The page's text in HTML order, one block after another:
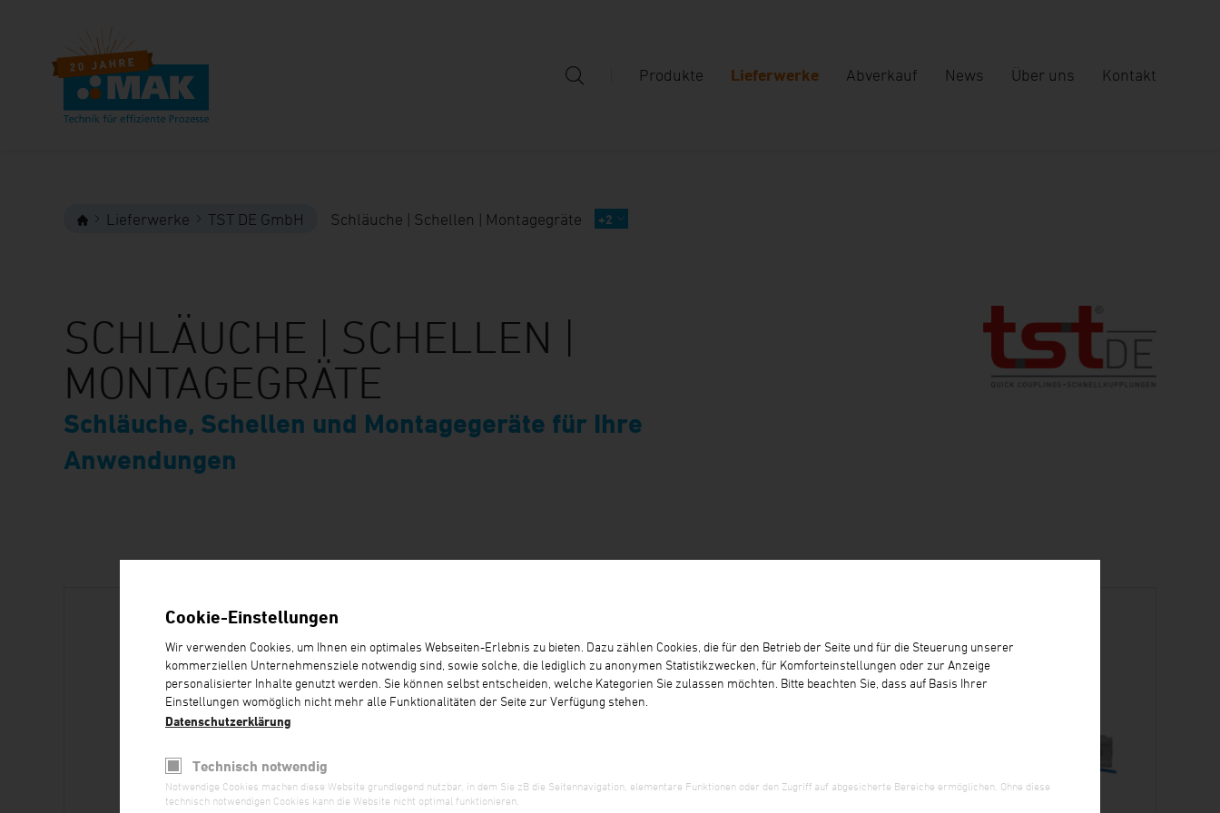
Produkte Lieferwerke Abverkauf News Über uns Kontakt
Lieferwerke TST DE GmbH Schläuche | Schellen | Montagegräte +2
SCHLÄUCHE | SCHELLEN |
MONTAGEGRÄTE
Schläuche, Schellen und Montagegeräte für Ihre
Anwendungen
Cookie-Einstellungen
Wir verwenden Cookies, um Ihnen ein optimales Webseiten-Erlebnis zu bieten. Dazu zählen Cookies, die für den Betrieb der Seite und für die Steuerung unserer
kommerziellen Unternehmensziele notwendig sind, sowie solche, die lediglich zu anonymen Statistikzwecken, für Komforteinstellungen oder zur Anzeige
personalisierter Inhalte genutzt werden. Sie können selbst entscheiden, welche Kategorien Sie zulassen möchten. Bitte beachten Sie, dass auf Basis Ihrer
Einstellungen womöglich nicht mehr alle Funktionalitäten der Seite zur Verfügung stehen.
Datenschutzerklärung
Technisch notwendig
Notwendige Cookies machen diese Website grundlegend nutzbar, in dem Sie zB die Seitennavigation, elementare Funktionen oder den Zugriff auf abgesicherte Bereiche ermöglichen. Ohne diese
technisch notwendigen Cookies kann die Website nicht optimal funktionieren.